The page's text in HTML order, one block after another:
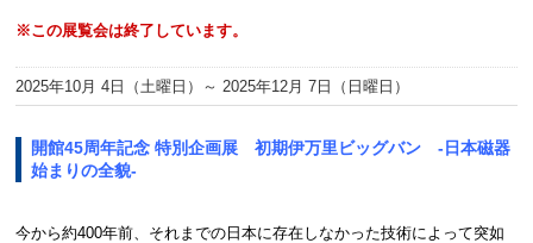
※この展覧会は終了しています。
2025年10月 4日（土曜日） ～ 2025年12月 7日（日曜日）
開館45周年記念 特別企画展 初期伊万里ビッグバン -日本磁器
始まりの全貌-
今から約400年前、それまでの日本に存在しなかった技術によって突如